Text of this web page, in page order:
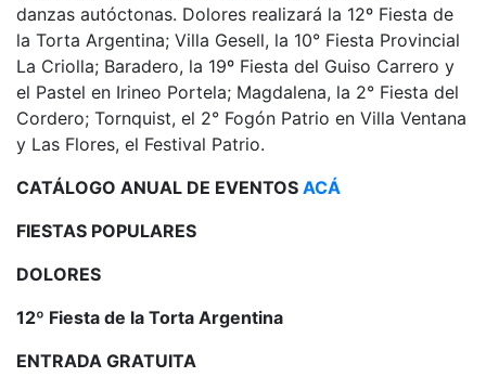
danzas autóctonas. Dolores realizará la 12º Fiesta de
la Torta Argentina; Villa Gesell, la 10° Fiesta Provincial
La Criolla; Baradero, la 19º Fiesta del Guiso Carrero y
el Pastel en Irineo Portela; Magdalena, la 2° Fiesta del
Cordero; Tornquist, el 2° Fogón Patrio en Villa Ventana
y Las Flores, el Festival Patrio.
CATÁLOGO ANUAL DE EVENTOS ACÁ
FIESTAS POPULARES
DOLORES
12º Fiesta de la Torta Argentina
ENTRADA GRATUITA